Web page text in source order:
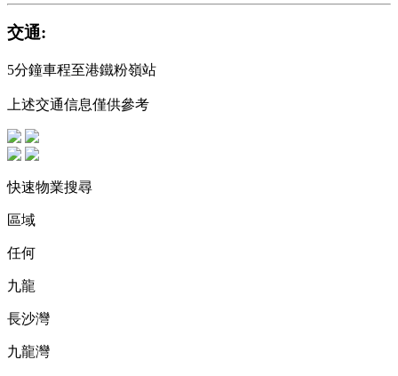
交通:
5分鐘車程至港鐵粉嶺站
上述交通信息僅供參考
快速物業搜尋
區域
任何
九龍
長沙灣
九龍灣